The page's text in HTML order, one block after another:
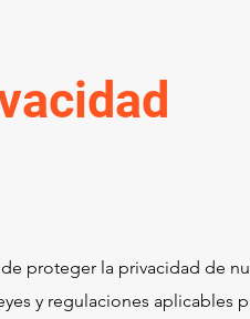
proteger la privacidad de
y regulaciones aplicables